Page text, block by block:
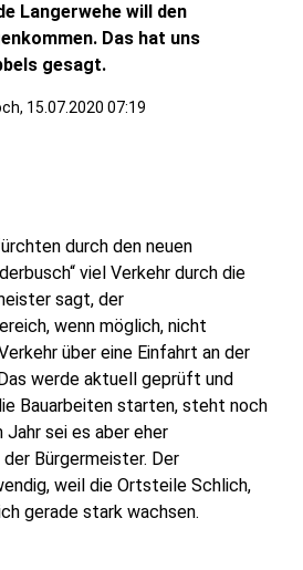
Langerwehe will den
Das hat uns
gesagt.
15.07.2020 07:19
durch den neuen
viel Verkehr durch die
sagt, der
wenn möglich, nicht
über eine Einfahrt an der
werde aktuell geprüft und
Bauarbeiten starten, steht noch
sei es aber eher
Bürgermeister. Der
weil die Ortsteile Schlich,
gerade stark wachsen.